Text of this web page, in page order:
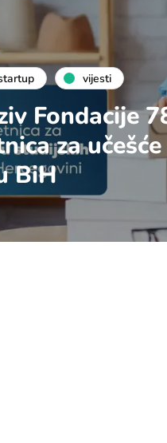
vijesti
Fondacije
za
BiH